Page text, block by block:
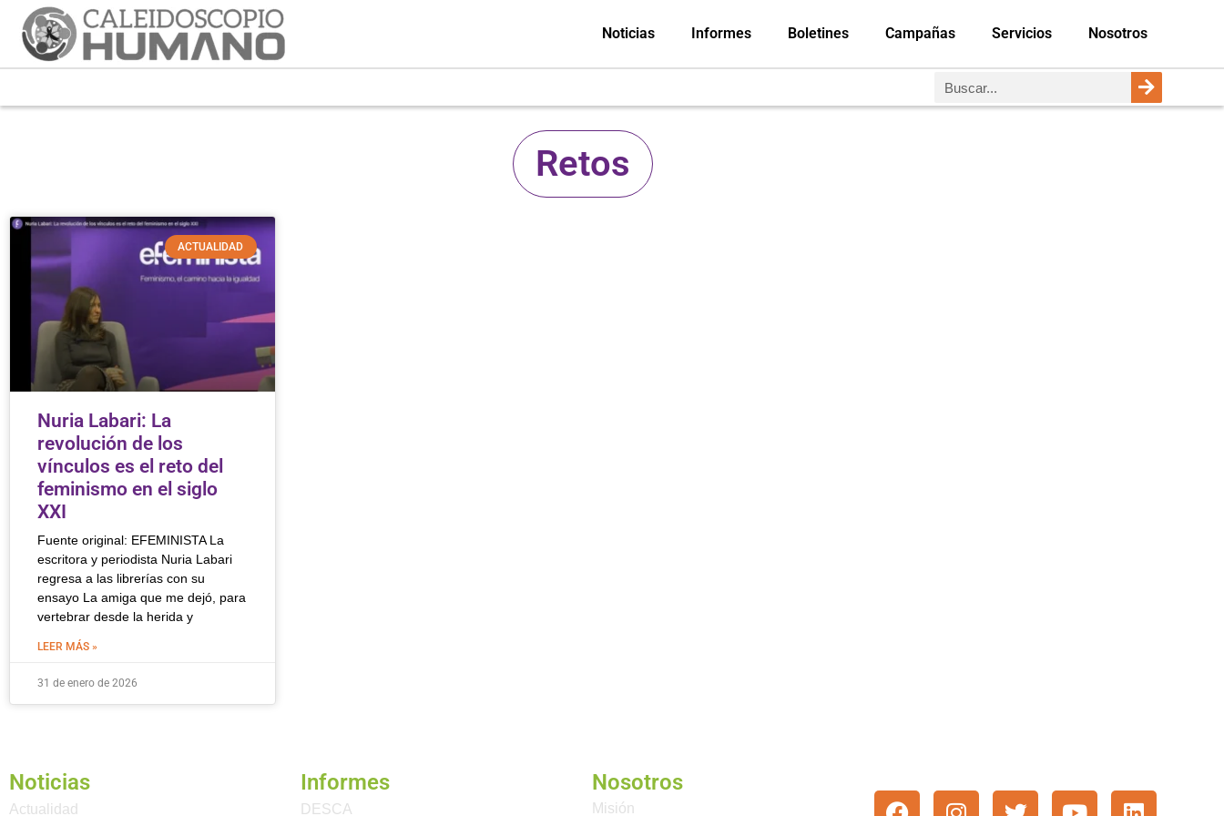
Noticias Informes Boletines Campañas Servicios Nosotros
Retos
ACTUALIDAD
Nuria Labari: La
revolución de los
vínculos es el reto del
feminismo en el siglo
XXI
Fuente original: EFEMINISTA La
escritora y periodista Nuria Labari
regresa a las librerías con su
ensayo La amiga que me dejó, para
vertebrar desde la herida y
LEER MÁS »
31 de enero de 2026
Noticias
Actualidad
Informes
DESCA
Nosotros
Misión